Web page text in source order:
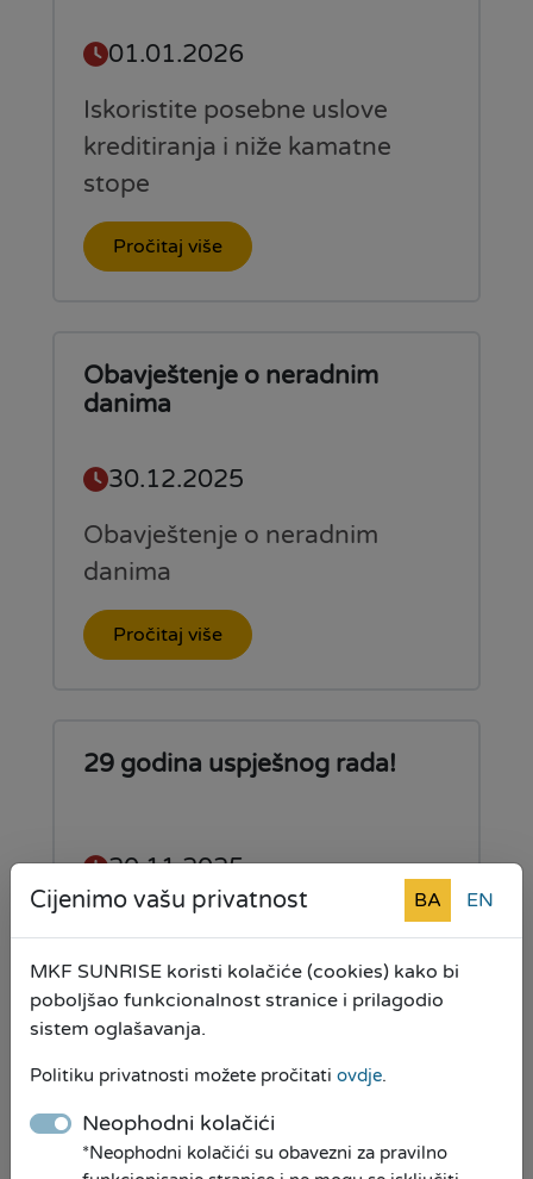
01.01.2026
Iskoristite posebne uslove
kreditiranja i niže kamatne
stope
Pročitaj više
Obavještenje o neradnim
danima
30.12.2025
Obavještenje o neradnim
danima
Pročitaj više
29 godina uspješnog rada!
20.11.2025
Mikrokreditna fondacija
SUNRISE obilježava 29 godina
uspješnog poslovanja
Cijenimo vašu privatnost BA EN
MKF SUNRISE koristi kolačiće (cookies) kako bi
poboljšao funkcionalnost stranice i prilagodio
sistem oglašavanja.
Politiku privatnosti možete pročitati ovdje.
Neophodni kolačići
*Neophodni kolačići su obavezni za pravilno